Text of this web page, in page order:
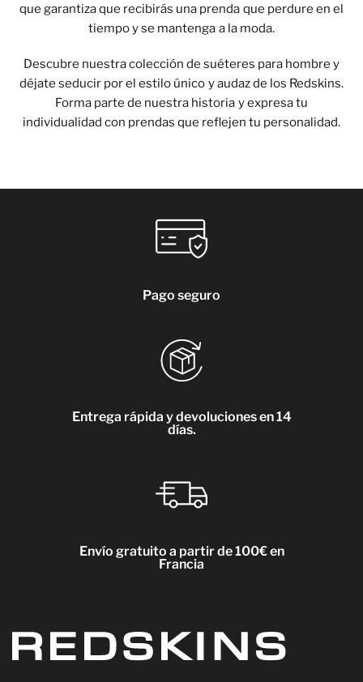
que garantiza que recibirás una prenda que perdure en el
tiempo y se mantenga a la moda.
Descubre nuestra colección de suéteres para hombre y
déjate seducir por el estilo único y audaz de los Redskins.
Forma parte de nuestra historia y expresa tu
individualidad con prendas que reflejen tu personalidad.
Pago seguro
Entrega rápida y devoluciones en 14
días.
Envío gratuito a partir de 100€ en
Francia